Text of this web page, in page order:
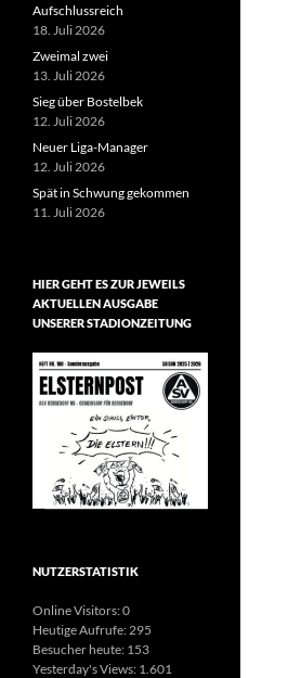
Aufschlussreich
18. Juli 2026
Zweimal zwei
13. Juli 2026
Sieg über Bostelbek
12. Juli 2026
Neuer Liga-Manager
12. Juli 2026
Spät in Schwung gekommen
11. Juli 2026
HIER GEHT ES ZUR JEWEILS
AKTUELLEN AUSGABE
UNSERER STADIONZEITUNG
NUTZERSTATISTIK
Online Visitors:0
Heutige Aufrufe: 295
Besucher heute: 153
Yesterday's Views: 1.601